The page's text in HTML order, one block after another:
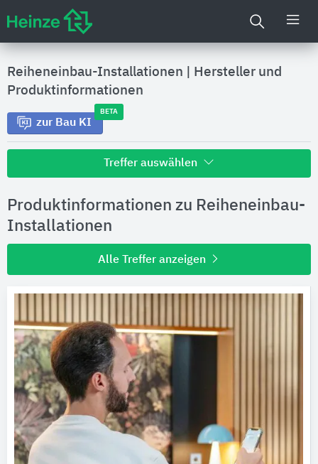
Reiheneinbau-Installationen
Hersteller und
Produktinformationen
zur Bau KI
BETA
Treffer auswählen
Hersteller
Produktinformationen
Ausschreibungstexte
CAD-Details
Architekturobjekte
Produktinformationen zu Reiheneinbau-
Installationen
Alle Treffer anzeigen